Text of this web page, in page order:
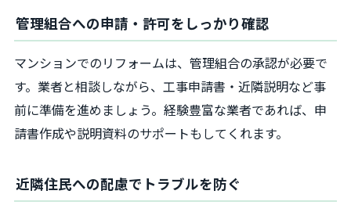
管理組合への申請・許可をしっかり確認
マンションでのリフォームは、管理組合の承認が必要で
す。業者と相談しながら、工事申請書・近隣説明など事
前に準備を進めましょう。経験豊富な業者であれば、申
請書作成や説明資料のサポートもしてくれます。
近隣住民への配慮でトラブルを防ぐ